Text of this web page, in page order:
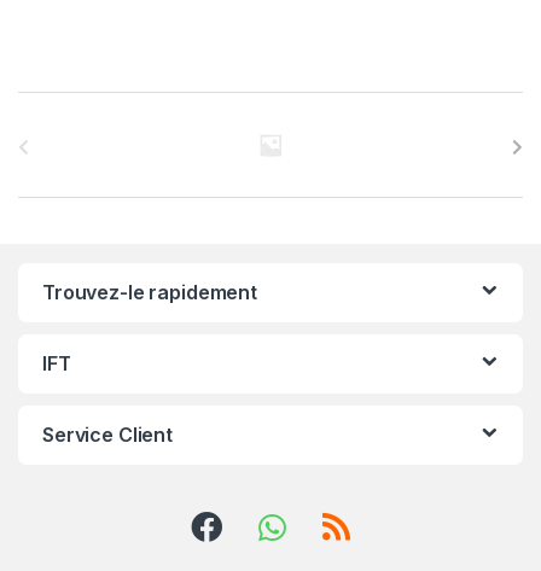
Trouvez-le rapidement
IFT
Service Client